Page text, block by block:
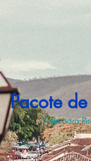
Pacote
Viaje para